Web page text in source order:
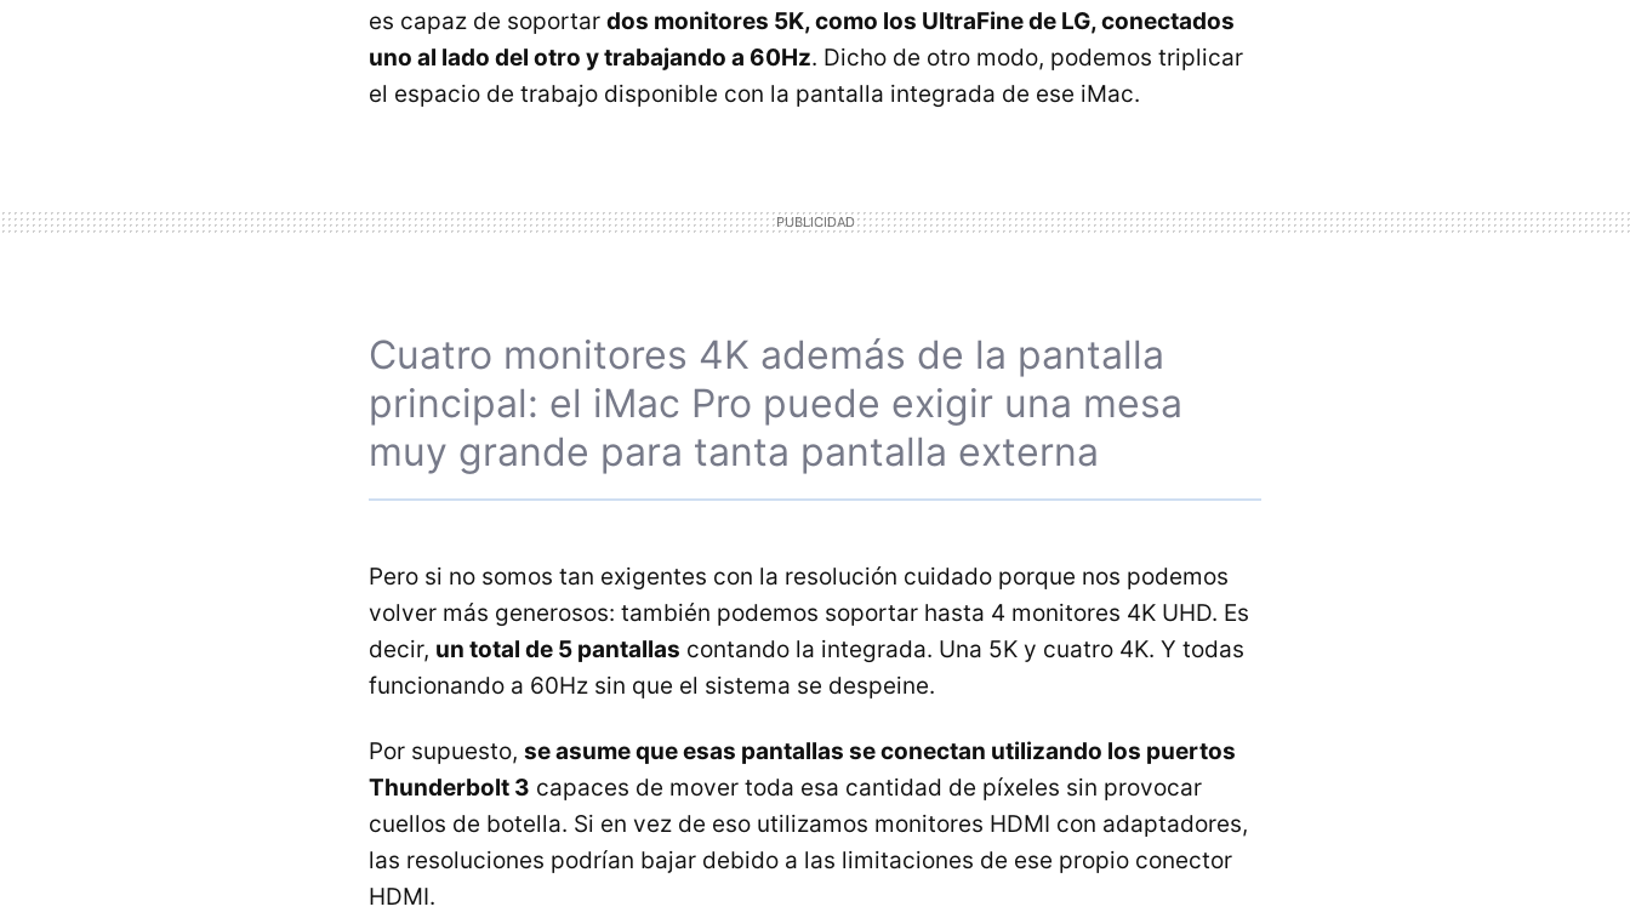
es capaz de soportar dos monitores 5K, como los UltraFine de LG, conectados
uno al lado del otro y trabajando a 60Hz. Dicho de otro modo, podemos triplicar
el espacio de trabajo disponible con la pantalla integrada de ese iMac.
Cuatro monitores 4K además de la pantalla
principal: el iMac Pro puede exigir una mesa
muy grande para tanta pantalla externa
Pero si no somos tan exigentes con la resolución cuidado porque nos podemos
volver más generosos: también podemos soportar hasta 4 monitores 4K UHD. Es
decir, un total de 5 pantallas contando la integrada. Una 5K y cuatro 4K. Y todas
funcionando a 60Hz sin que el sistema se despeine.
Por supuesto, se asume que esas pantallas se conectan utilizando los puertos
Thunderbolt 3 capaces de mover toda esa cantidad de píxeles sin provocar
cuellos de botella. Si en vez de eso utilizamos monitores HDMI con adaptadores,
las resoluciones podrían bajar debido a las limitaciones de ese propio conector
HDMI.